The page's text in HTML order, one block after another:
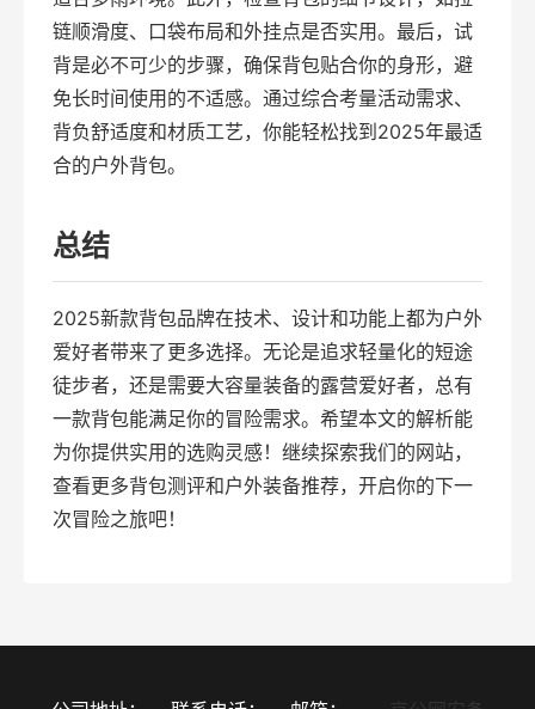
链顺滑度、口袋布局和外挂点是否实用。最后，试
背是必不可少的步骤，确保背包贴合你的身形，避
免长时间使用的不适感。通过综合考量活动需求、
背负舒适度和材质工艺，你能轻松找到2025年最适
合的户外背包。
总结
2025新款背包品牌在技术、设计和功能上都为户外
爱好者带来了更多选择。无论是追求轻量化的短途
徒步者，还是需要大容量装备的露营爱好者，总有
一款背包能满足你的冒险需求。希望本文的解析能
为你提供实用的选购灵感！继续探索我们的网站，
查看更多背包测评和户外装备推荐，开启你的下一
次冒险之旅吧！